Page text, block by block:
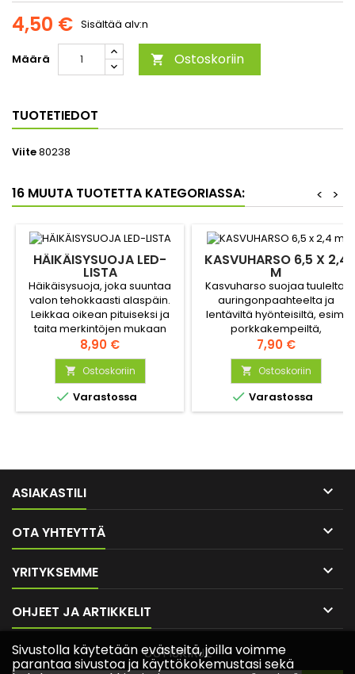
4,50 € Sisältää alv:n
Määrä  Ostoskoriin
TUOTETIEDOT
Viite80238
16 MUUTA TUOTETTA KATEGORIASSA: >
<
HÄIKÄISYSUOJA LED-
LISTA
Häikäisysuoja, joka suuntaa
valon tehokkaasti alaspäin.
Leikkaa oikean pituiseksi ja
taita merkintöjen mukaan
pitkittäin. Sopii kaikkiin LED-
listoihin.
Hinta
8,90 €
 Ostoskoriin
 Varastossa
KASVUHARSO 6,5 X 2,4
M
Kasvuharso suojaa tuulelta,
auringonpaahteelta ja
lentäviltä hyönteisiltä, esim.
porkkakempeiltä,
kaalikärpäsiltä ja luteilta. Se
on erinomainen kate herkille
kasveille satunnaisten
hallaöiden aikaa. 17g/m2
Hinta
7,90 €
 Ostoskoriin
 Varastossa
ASIAKASTILI 
OTA YHTEYTTÄ 
YRITYKSEMME 
OHJEET JA ARTIKKELIT 
Sivustolla käytetään evästeitä, joilla voimme
parantaa sivustoa ja käyttökokemustasi sekä
UUTISKIRJE